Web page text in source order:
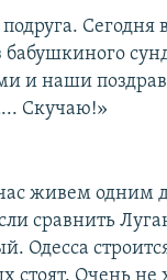
бабушкиного
и наши
Скучаю!»
живем одним
сравнить
Одесса